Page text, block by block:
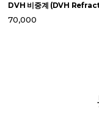
DVH 비중계 (DVH
70,000